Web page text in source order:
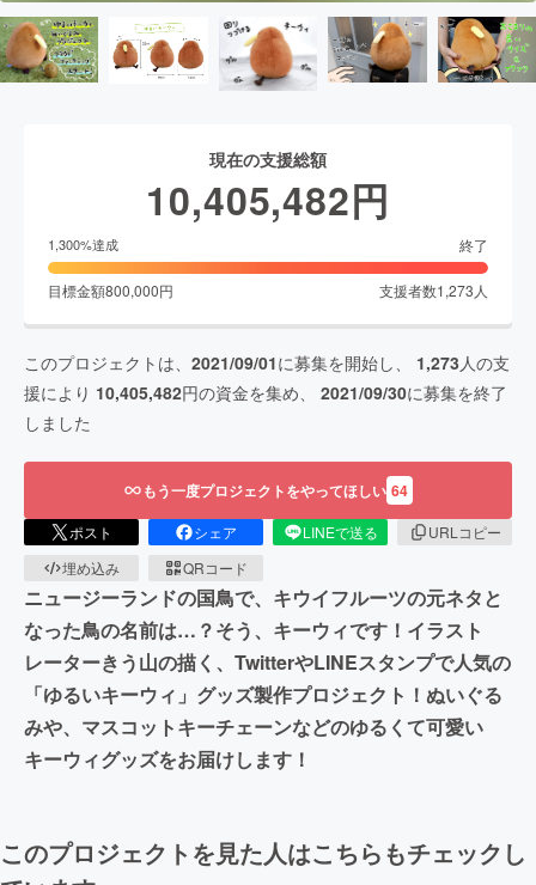
現在の支援総額
10,405,482円
1,300%達成 終了
目標金額800,000円 支援者数1,273 人
このプロジェクトは、 2021/09/01に募集を開始し、 1,273 人の支
援により 10,405,482円の資金を集め、 2021/09/30に募集を終了
しました
もう一度プロジェクトをやってほしい 64
ポスト シェア LINEで送る
URLコピー
埋め込み
QRコード
ニュージーランドの国鳥で、キウイフルーツの元ネタと
なった鳥の名前は…？そう、キーウィです！イラスト
レーターきう山の描く、TwitterやLINEスタンプで人気の
「ゆるいキーウィ」グッズ製作プロジェクト！ぬいぐる
みや、マスコットキーチェーンなどのゆるくて可愛い
キーウィグッズをお届けします！
このプロジェクトを見た人はこちらもチェックし